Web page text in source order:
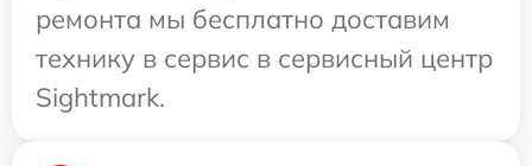
ремонта мы бесплатно доставим
технику в сервис в сервисный центр
Sightmark.